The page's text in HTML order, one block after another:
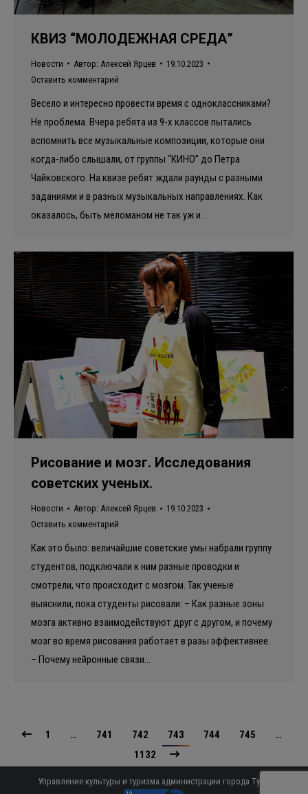
КВИЗ “МОЛОДЕЖНАЯ СРЕДА”
Новости Автор: Алексей Ярцев
19.10.2023
Оставить комментарий
Весело и интересно провести время с одноклассниками?
Не проблема. Вчера ребята из 9-х классов пытались
вспомнить все музыкальные композиции, которые они
когда-либо слышали, от группы “КИНО” до Петра
Чайковского. На квизе ребят ждали раунды с разными
заданиями и в разных музыкальных направлениях. Как
оказалось, быть меломаном не так уж и…
Рисование и мозг. Исследования
советских ученых.
Новости Автор: Алексей Ярцев
19.10.2023
Оставить комментарий
Как это было: величайшие советские умы набрали группу
студентов, подключали к ним разные проводки и
смотрели, что происходит с мозгом. Так ученые
выяснили, пока студенты рисовали: – Как разные зоны
мозга активно взаимодействуют друг с другом, и почему
мозг во время рисования работает в разы эффективнее.
– Почему нейронные связи…
1 … 741 742 743 744 745
…
1132
Управление культуры и туризма администрации города Тулы